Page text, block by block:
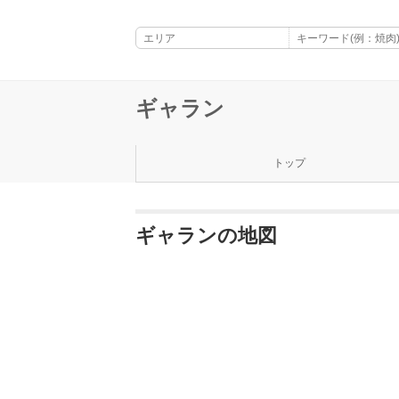
ギャラン
トップ
ギャランの地図